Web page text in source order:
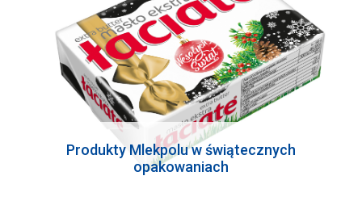
Produkty Mlekpolu w świątecznych
opakowaniach